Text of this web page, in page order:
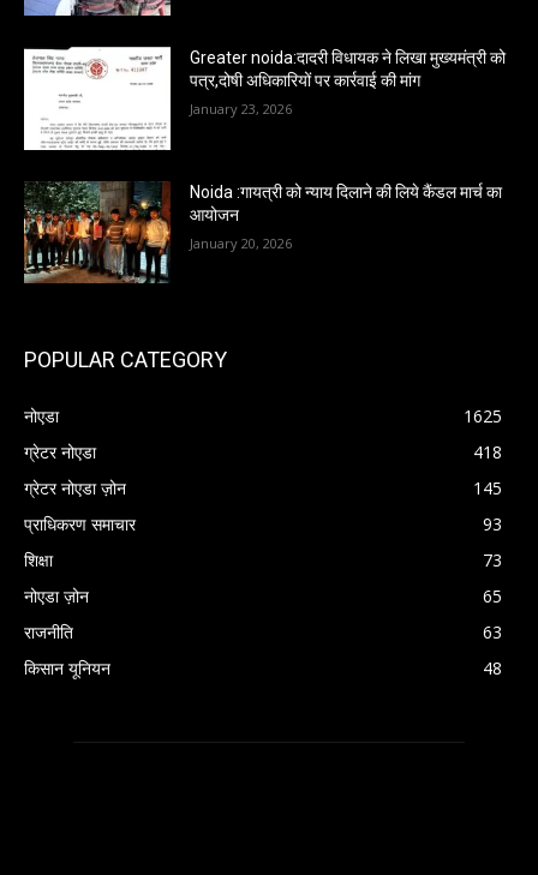
Greater noida:दादरी विधायक ने लिखा मुख्यमंत्री को
पत्र,दोषी अधिकारियों पर कार्रवाई की मांग
January 23, 2026
Noida :गायत्री को न्याय दिलाने की लिये कैंडल मार्च का
आयोजन
January 20, 2026
POPULAR CATEGORY
नोएडा
1625
ग्रेटर नोएडा
418
ग्रेटर नोएडा ज़ोन
145
प्राधिकरण समाचार
93
शिक्षा
73
नोएडा ज़ोन
65
राजनीति
63
किसान यूनियन
48